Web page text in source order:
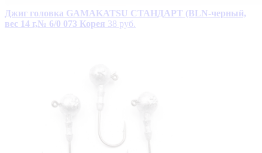
Джиг головка GAMAKATSU СТАНДАРТ (BLN-черный,
вес 14 г,№ 6/0 073 Корея 38 руб.